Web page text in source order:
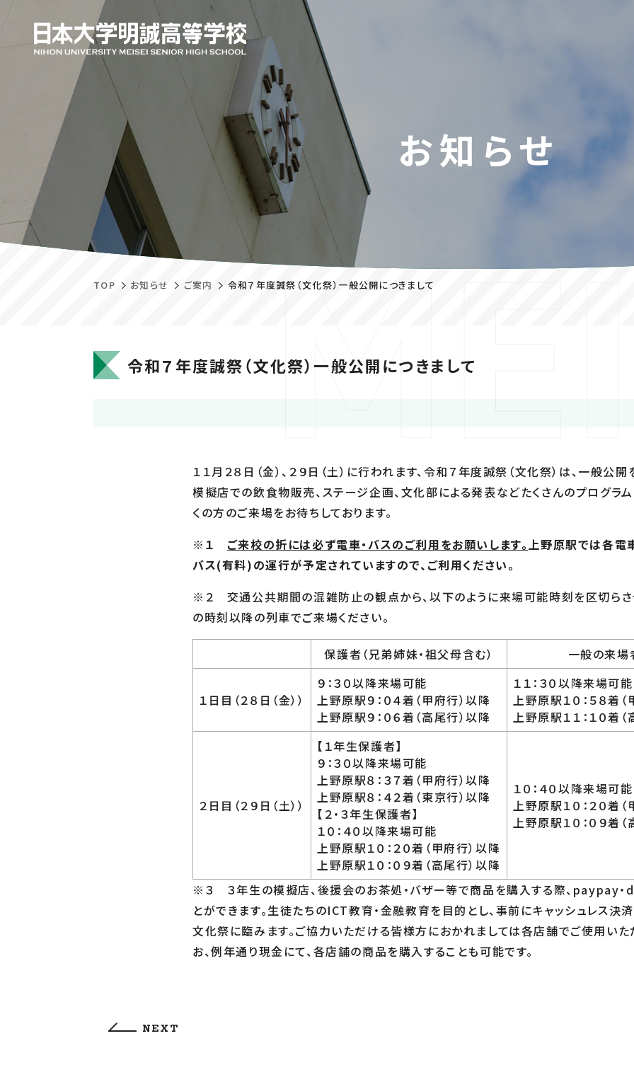
お知らせ
TOP お知らせ ご案内 令和７年度誠祭（文化祭）一般公開につきまして
令和７年度誠祭（文化祭）一般公開につきまして
１１月２８日（金）、２９日（土）に行われます、令和７年度誠祭（文化祭）は、一般公開
模擬店での飲食物販売、ステージ企画、文化部による発表などたくさんのプログラ
くの方のご来場をお待ちしております。
※１ ご来校の折には必ず電車・バスのご利用をお願いします。上野原駅では各電
バス(有料)の運行が予定されていますので、ご利用ください。
※２ 交通公共期間の混雑防止の観点から、以下のように来場可能時刻を区切らさ
の時刻以降の列車でご来場ください。
保護者（兄弟姉妹・祖父母含む） 一般の来場
１日目（２８日（金））
９：３０以降来場可能
上野原駅９：０４着（甲府行）以降
上野原駅９：０６着（高尾行）以降
１１：３０以降来場可能
上野原駅１０：５８着
上野原駅１１：１０着
２日目（２９日（土））
【１年生保護者】
９：３０以降来場可能
上野原駅８：３７着（甲府行）以降
上野原駅８：４２着（東京行）以降
【２・３年生保護者】
１０：４０以降来場可能
上野原駅１０：２０着（甲府行）以降
上野原駅１０：０９着（高尾行）以降
１０：４０以降来場可能
上野原駅１０：２０着
上野原駅１０：０９着
※３ ３年生の模擬店、後援会のお茶処・バザー等で商品を購入する際、 paypay・
とができます。生徒たちのICT教育・金融教育を目的とし、事前にキャッシュレス決
文化祭に臨みます。ご協力いただける皆様方におかれましては各店舗でご使用い
お、例年通り現金にて、各店舗の商品を購入することも可能です。
NEXT